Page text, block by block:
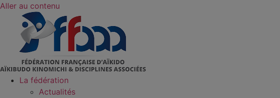
Aller au contenu
La fédération
Actualités